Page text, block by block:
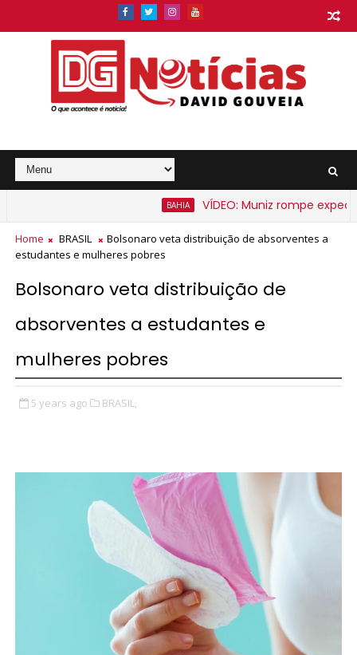
VÍDEO: Muniz rompe
Home BRASIL
Bolsonaro veta distribuição de absorventes a
estudantes e mulheres pobres
Bolsonaro veta distribuição de
absorventes a estudantes e
mulheres pobres
5 years ago BRASIL,